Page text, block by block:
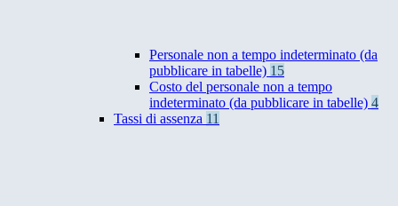
Personale non a tempo indeterminato (da
pubblicare in tabelle) 15
Costo del personale non a tempo
indeterminato (da pubblicare in tabelle) 4
Tassi di assenza 11